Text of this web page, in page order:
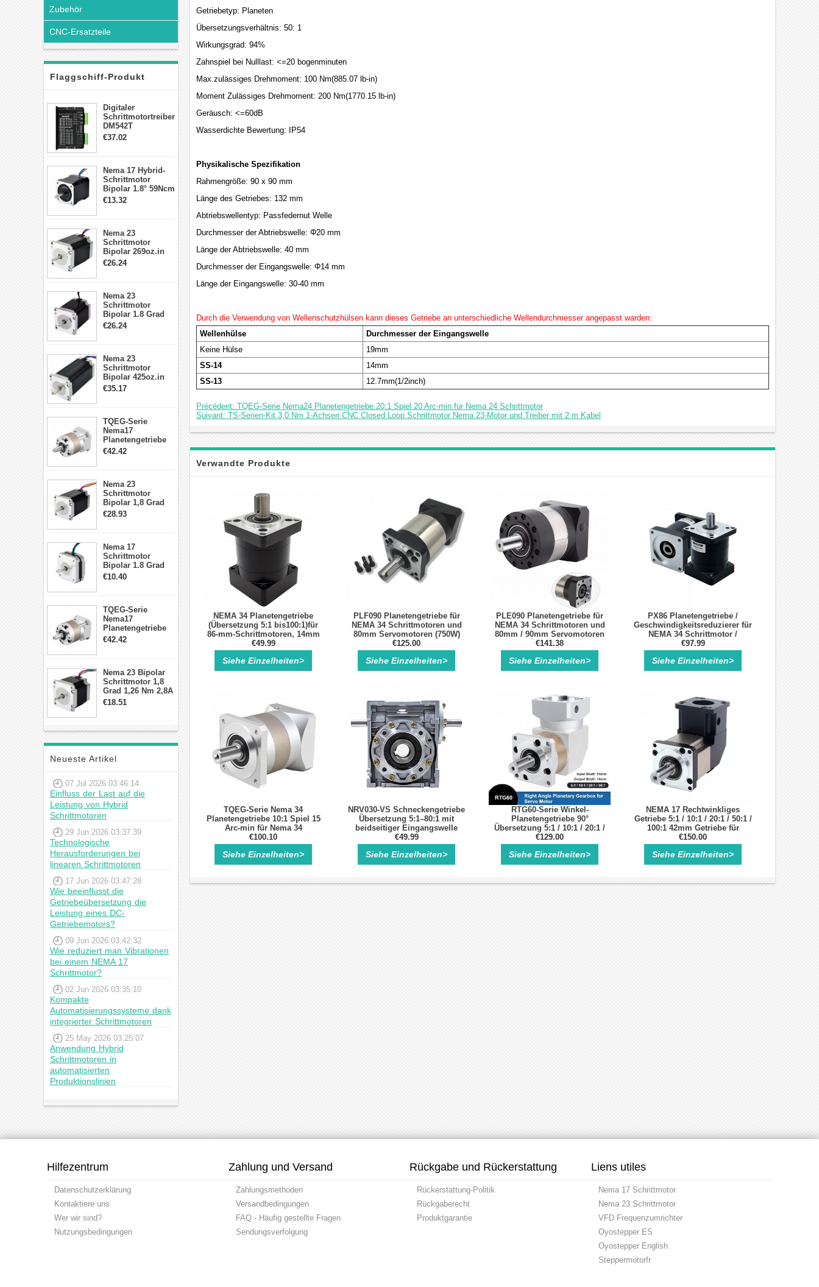
Zubehör
CNC-Ersatzteile
Flaggschiff-Produkt
Digitaler
Schrittmotortreiber
DM542T
Schrittmotor
Schrittmotor
€37.02
Nema 17 Hybrid-
Schrittmotor
Bipolar 1.8° 59Ncm
2A 4 Drähte mit 1m
€13.32
Nema 23
Schrittmotor
Bipolar 269oz.in
2,8A 57x57x76mm
€26.24
Nema 23
Schrittmotor
Bipolar 1.8 Grad
1.9Nm 3A 3.36V 4
€26.24
Nema 23
Schrittmotor
Bipolar 425oz.in
4.2A 57x57x114mm
€35.17
TQEG-Serie
Nema17
Planetengetriebe
5:1 Spiel 15Arc-
€42.42
Nema 23
Schrittmotor
Bipolar 1,8 Grad
2,83Nm 4 A 2,26V
€28.93
Nema 17
Schrittmotor
Bipolar 1.8 Grad
8.7Ncm 1A 3.5V 4
€10.40
TQEG-Serie
Nema17
Planetengetriebe
10:1 Spiel 15Arc-
€42.42
Nema 23 Bipolar
Schrittmotor 1,8
Grad 1,26 Nm 2,8A
2,5V 4 Drähte
€18.51
Neueste Artikel
07 Jul 2026 03:46:14
Einfluss der Last auf die
Leistung von Hybrid
Schrittmotoren
29 Jun 2026 03:37:39
Technologische
Herausforderungen bei
linearen Schrittmotoren
17 Jun 2026 03:47:28
Wie beeinflusst die
Getriebeübersetzung die
Leistung eines DC-
Getriebemotors?
09 Jun 2026 03:42:32
Wie reduziert man Vibrationen
bei einem NEMA 17
Schrittmotor?
02 Jun 2026 03:35:10
Kompakte
Automatisierungssysteme dank
integrierter Schrittmotoren
25 May 2026 03:25:07
Anwendung Hybrid
Schrittmotoren in
automatisierten
Produktionslinien
Getriebetyp: Planeten
Übersetzungsverhältnis: 50: 1
Wirkungsgrad: 94%
Zahnspiel bei Nulllast: <=20 bogenminuten
Max.zulässiges Drehmoment: 100 Nm(885.07 lb-in)
Moment Zulässiges Drehmoment: 200 Nm(1770.15 lb-in)
Geräusch: <=60dB
Wasserdichte Bewertung: IP54
Physikalische Spezifikation
Rahmengröße: 90 x 90 mm
Länge des Getriebes: 132 mm
Abtriebswellentyp: Passfedernut Welle
Durchmesser der Abtriebswelle: Φ20 mm
Länge der Abtriebswelle: 40 mm
Durchmesser der Eingangswelle: Φ14 mm
Länge der Eingangswelle: 30-40 mm
Durch die Verwendung von Wellenschutzhülsen kann dieses Getriebe an unterschiedliche Wellendurchmesser angepasst warden:
Wellenhülse
Durchmesser der Eingangswelle
Keine Hülse
19mm
SS-14
14mm
SS-13
12.7mm(1/2inch)
Précédent: TQEG-Serie Nema24 Planetengetriebe 20:1 Spiel 20 Arc-min für Nema 24 Schrittmotor
Suivant: TS-Serien-Kit 3,0 Nm 1-Achsen CNC Closed Loop Schrittmotor Nema 23-Motor und Treiber mit 2 m Kabel
Verwandte Produkte
NEMA 34 Planetengetriebe
(Übersetzung 5:1 bis100:1)für
86-mm-Schrittmotoren, 14mm
Eingangswelle
€49.99
Siehe Einzelheiten>
PLF090 Planetengetriebe für
NEMA 34 Schrittmotoren und
80mm Servomotoren (750W)
€125.00
Siehe Einzelheiten>
PLE090 Planetengetriebe für
NEMA 34 Schrittmotoren und
80mm / 90mm Servomotoren
€141.38
Siehe Einzelheiten>
PX86 Planetengetriebe /
Geschwindigkeitsreduzierer für
NEMA 34 Schrittmotor /
Servomotor
€97.99
Siehe Einzelheiten>
TQEG-Serie Nema 34
Planetengetriebe 10:1 Spiel 15
Arc-min für Nema 34
Schrittmotor
€100.10
Siehe Einzelheiten>
NRV030-VS Schneckengetriebe
Übersetzung 5:1–80:1 mit
beidseitiger Eingangswelle
Ø9mm und Abtriebshohlwelle
Ø14mm
€49.99
Siehe Einzelheiten>
RTG60-Serie Winkel-
Planetengetriebe 90°
Übersetzung 5:1 / 10:1 / 20:1 /
50:1 für 60mm Servomotoren
€129.00
Siehe Einzelheiten>
NEMA 17 Rechtwinkliges
Getriebe 5:1 / 10:1 / 20:1 / 50:1 /
100:1 42mm Getriebe für
Schrittmotor
€150.00
Siehe Einzelheiten>
Hilfezentrum
Datenschutzerklärung
Kontaktiere uns
Wer wir sind?
Nutzungsbedingungen
Zahlung und Versand
Zahlungsmethoden
Versandbedingungen
FAQ - Häufig gestellte Fragen
Sendungsverfolgung
Rückgabe und Rückerstattung
Rückerstattung-Politik
Rückgaberecht
Produktgarantie
Liens utiles
Nema 17 Schrittmotor
Nema 23 Schrittmotor
VFD Frequenzumrichter
Oyostepper ES
Oyostepper English
Steppermotorfr